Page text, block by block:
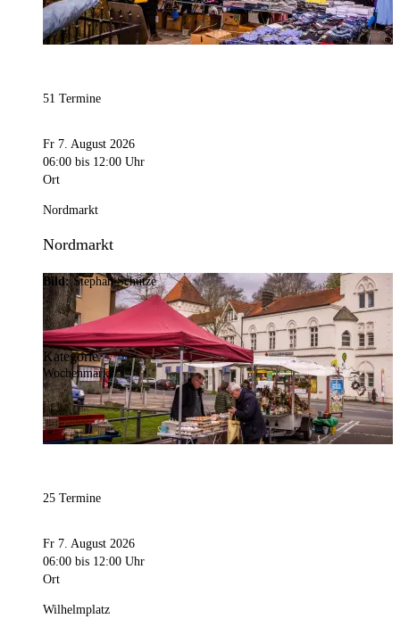
51 Termine
Fr 7. August 2026
06:00 bis 12:00 Uhr
Ort
Nordmarkt
Nordmarkt
Bild:Stephan Schütze
Kategorie
Wochenmarkt
25 Termine
Fr 7. August 2026
06:00 bis 12:00 Uhr
Ort
Wilhelmplatz